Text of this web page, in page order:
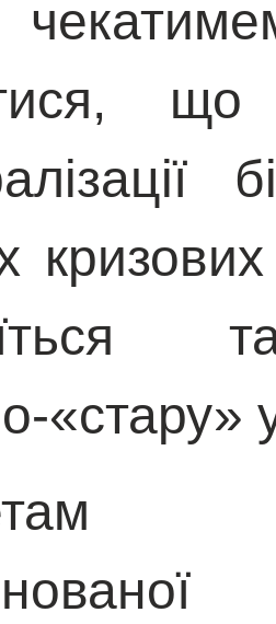
«стару»